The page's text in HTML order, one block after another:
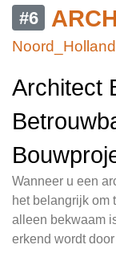
#6
Noord_Holland
Architect
Wanneer u een
het belangrijk om
alleen bekwaam
erkend wordt